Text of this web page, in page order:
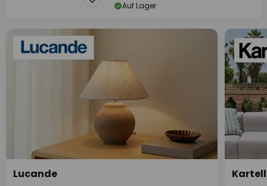
Auf Lager
Lucande
Kartell